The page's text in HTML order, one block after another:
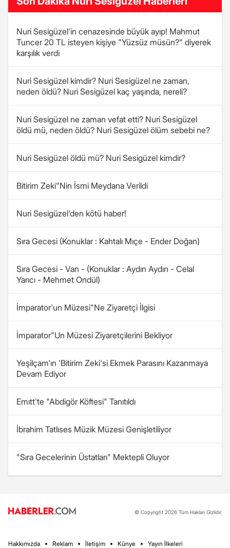
Nuri Sesigüzel'in cenazesinde büyük ayıp! Mahmut
Tuncer 20 TL isteyen kişiye "Yüzsüz müsün?" diyerek
karşılık verdi
Nuri Sesigüzel kimdir? Nuri Sesigüzel ne zaman,
neden öldü? Nuri Sesigüzel kaç yaşında, nereli?
Nuri Sesigüzel ne zaman vefat etti? Nuri Sesigüzel
öldü mü, neden öldü? Nuri Sesigüzel ölüm sebebi ne?
Nuri Sesigüzel öldü mü? Nuri Sesigüzel kimdir?
Bitirim Zeki"Nin İsmi Meydana Verildi
Nuri Sesigüzel'den kötü haber!
Sıra Gecesi (Konuklar : Kahtalı Mıçe - Ender Doğan)
Sıra Gecesi - Van - (Konuklar : Aydın Aydın - Celal
Yarıcı - Mehmet Ondül)
İmparator'un Müzesi"Ne Ziyaretçi İlgisi
İmparator"Un Müzesi Ziyaretçilerini Bekliyor
Yeşilçam'ın 'Bitirim Zeki'si Ekmek Parasını Kazanmaya
Devam Ediyor
Emıtt'te "Abdigör Köftesi" Tanıtıldı
İbrahim Tatlıses Müzik Müzesi Genişletiliyor
"Sıra Gecelerinin Üstatları" Mektepli Oluyor
© Copyright 2026 Tüm Hakları Gizlidir.
Hakkımızda Reklam İletişim Künye Yayın İlkeleri